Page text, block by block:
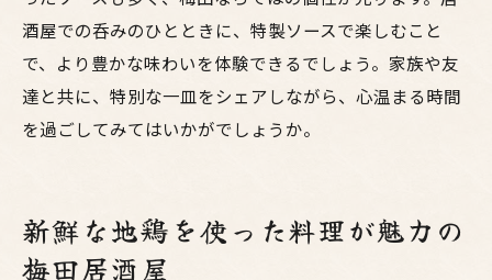
酒屋での呑みのひとときに、特製ソースで楽しむこと
で、より豊かな味わいを体験できるでしょう。家族や友
達と共に、特別な一皿をシェアしながら、心温まる時間
を過ごしてみてはいかがでしょうか。
新鮮な地鶏を使った料理が魅力の
梅田居酒屋